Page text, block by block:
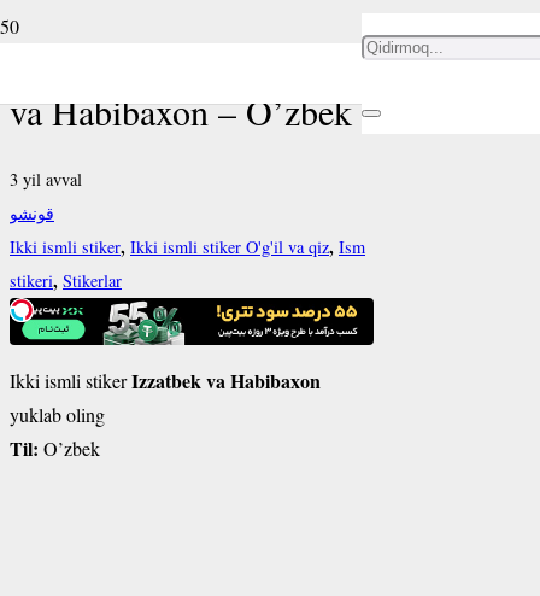
Ikki ismli stiker Izzatbek
va Habibaxon – O’zbek
3 yil avval
قونشو
Ikki ismli stiker, Ikki ismli stiker O'g'il va qiz, Ism
stikeri, Stikerlar
Ikki ismli stikerIzzatbek va Habibaxon
yuklab oling
Til: O’zbek